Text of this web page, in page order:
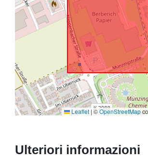
Leaflet | ©OpenStreetMap
Ulteriori informazioni